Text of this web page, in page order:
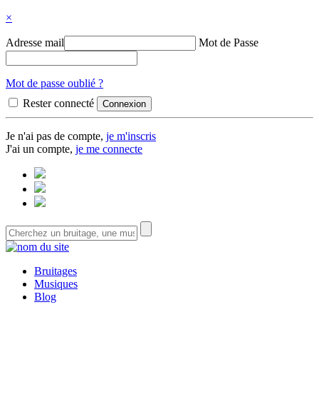
×
Adresse mail Mot de Passe
Mot de passe oublié ?
Rester connecté
Je n'ai pas de compte, je m'inscris
J'ai un compte, je me connecte
Bruitages
Musiques
Blog